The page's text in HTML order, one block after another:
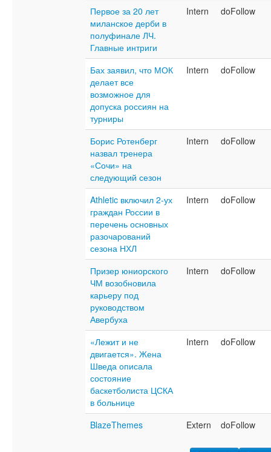
Первое за 20 лет
миланское дерби в
полуфинале ЛЧ.
Главные интриги
Intern doFollow
Бах заявил, что МОК
делает все
возможное для
допуска россиян на
турниры
Intern doFollow
Борис Ротенберг
назвал тренера
«Сочи» на
следующий сезон
Intern doFollow
Athletic включил 2-ух
граждан России в
перечень основных
разочарований
сезона НХЛ
Intern doFollow
Призер юниорского
ЧМ возобновила
карьеру под
руководством
Авербуха
Intern doFollow
«Лежит и не
двигается». Жена
Шведа описала
состояние
баскетболиста ЦСКА
в больнице
Intern doFollow
BlazeThemes Extern doFollow